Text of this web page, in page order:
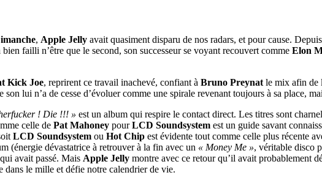
, Apple Jelly avait quasiment disparu de nos radars, et pour cause.
failli n’être que le second, son successeur se voyant recouvert comme Elon
Kick Joe, reprirent ce travail inachevé, confiant à Bruno Preynat le mix afin de
lui n’a de cesse d’évoluer comme une spirale revenant toujours à sa place,
! Die !!! » est un album qui respire le contact direct. Les titres sont
celle de Pat Mahoney pourLCD Soundsystem est un guide savant
LCD Soundsystem ou Hot Chip est évidente tout comme celle plus récente
(énergie dévastatrice à retrouver à la fin avec un « Money Me », véritable disco
avait passé. Mais Apple Jelly montre avec ce retour qu’il avait probablement
dans le mille et défie notre calendrier de vie.